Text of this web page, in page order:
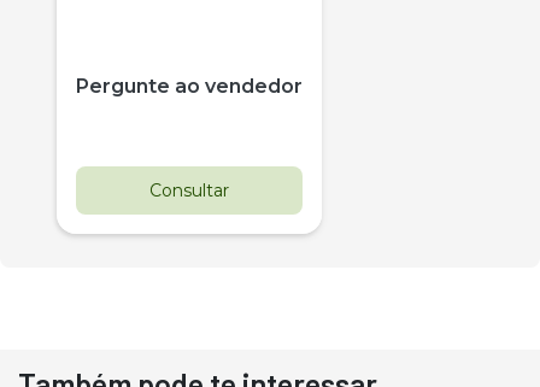
Pergunte ao vendedor
Consultar